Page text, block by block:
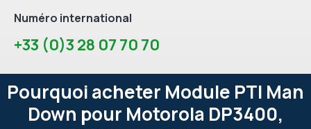
Numéro international
+33 (0)3 28 07 70 70
Pourquoi acheter Module PTI Man
Down pour Motorola DP3400,